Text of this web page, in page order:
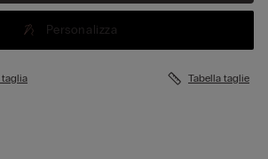
Personalizza
taglia Tabella taglie